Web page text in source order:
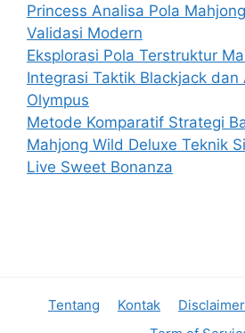
Princess Analisa Pola
Validasi Modern
Eksplorasi Pola Terstruktur
Integrasi Taktik Blackjack dan
Olympus
Metode Komparatif Strategi
Mahjong Wild Deluxe Teknik
Live Sweet Bonanza
Tentang Kontak Disclaimer